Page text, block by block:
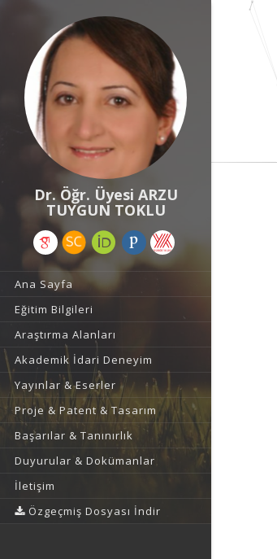
Dr. Öğr. Üyesi ARZU
TUYGUN TOKLU
Ana Sayfa
Eğitim Bilgileri
Araştırma Alanları
Akademik İdari Deneyim
Yayınlar & Eserler
Proje & Patent & Tasarım
Başarılar & Tanınırlık
Duyurular & Dokümanlar
İletişim
Özgeçmiş Dosyası İndir